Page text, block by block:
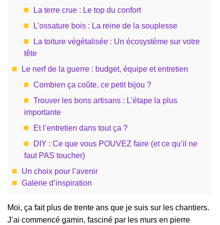
La terre crue : Le top du confort
L’ossature bois : La reine de la souplesse
La toiture végétalisée : Un écosystème sur votre
tête
Le nerf de la guerre : budget, équipe et entretien
Combien ça coûte, ce petit bijou ?
Trouver les bons artisans : L’étape la plus
importante
Et l’entretien dans tout ça ?
DIY : Ce que vous POUVEZ faire (et ce qu’il ne
faut PAS toucher)
Un choix pour l’avenir
Galerie d’inspiration
Moi, ça fait plus de trente ans que je suis sur les chantiers.
J’ai commencé gamin, fasciné par les murs en pierre